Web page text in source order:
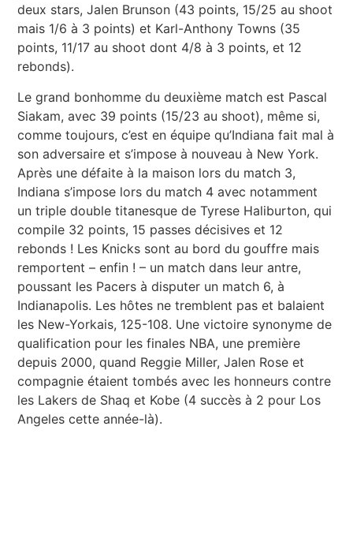
deux stars, Jalen Brunson (43 points, 15/25 au shoot
mais 1/6 à 3 points) et Karl-Anthony Towns (35
points, 11/17 au shoot dont 4/8 à 3 points, et 12
rebonds).
Le grand bonhomme du deuxième match est Pascal
Siakam, avec 39 points (15/23 au shoot), même si,
comme toujours, c’est en équipe qu’Indiana fait mal à
son adversaire et s’impose à nouveau à New York.
Après une défaite à la maison lors du match 3,
Indiana s’impose lors du match 4 avec notamment
un triple double titanesque de Tyrese Haliburton, qui
compile 32 points, 15 passes décisives et 12
rebonds ! Les Knicks sont au bord du gouffre mais
remportent – enfin ! – un match dans leur antre,
poussant les Pacers à disputer un match 6, à
Indianapolis. Les hôtes ne tremblent pas et balaient
les New-Yorkais, 125-108. Une victoire synonyme de
qualification pour les finales NBA, une première
depuis 2000, quand Reggie Miller, Jalen Rose et
compagnie étaient tombés avec les honneurs contre
les Lakers de Shaq et Kobe (4 succès à 2 pour Los
Angeles cette année-là).